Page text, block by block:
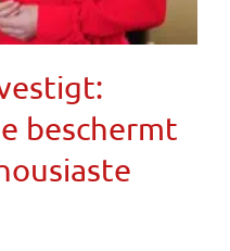
beschermt